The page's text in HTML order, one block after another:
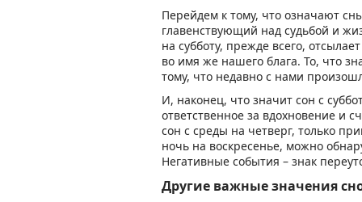
Перейдем к тому, что означают
главенствующий над судьбой и
на субботу, прежде всего,
во имя же нашего блага. То, что
тому, что недавно с нами
И, наконец, что значит сон с
ответственное за вдохновение и
сон с среды на четверг, только
ночь на воскресенье, можно
Негативные события – знак
Другие важные значения